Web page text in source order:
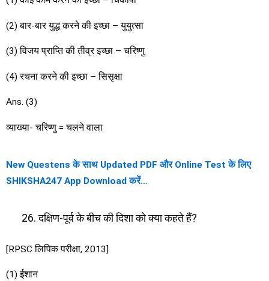
(2) बार-बार युद्ध करने की इच्छा – युयुत्सा
(3) विजय प्राप्ति की तीव्र इच्छा – चरिष्णु
(4) रचना करने की इच्छा – सिसृक्षा
Ans. (3)
व्याख्या- चरिष्णु = चलने वाला
New Questens के साथ Updated PDF और Online Test के लिए
SHIKSHA247 App Download करें…
दक्षिण-पूर्व के बीच की दिशा को क्या कहते हैं?
[RPSC लिपिक परीक्षा, 2013]
(1) ईशान